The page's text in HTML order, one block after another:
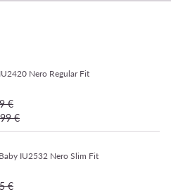
Nero Regular Fit
€
€
IU2532 Nero Slim Fit
€